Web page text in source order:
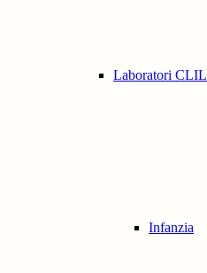
Laboratori CLIL
Infanzia